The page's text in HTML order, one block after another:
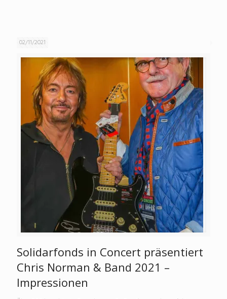
02/11/2021
Solidarfonds in Concert präsentiert
Chris Norman & Band 2021 –
Impressionen